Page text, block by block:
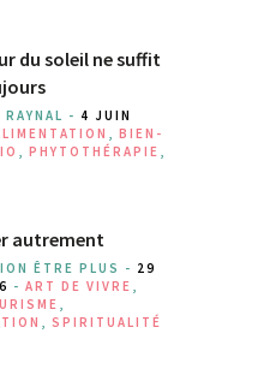
du soleil ne suffit
RAYNAL - 4 JUIN
, BIEN-
, PHYTOTHÉRAPIE ,
autrement
ÊTRE PLUS - 29
- ART DE VIVRE ,
,
, SPIRITUALITÉ